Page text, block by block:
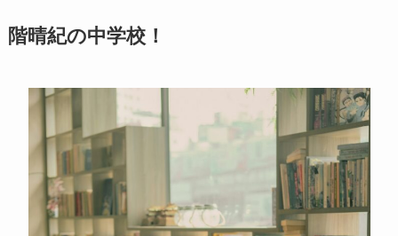
階晴紀の中学校！